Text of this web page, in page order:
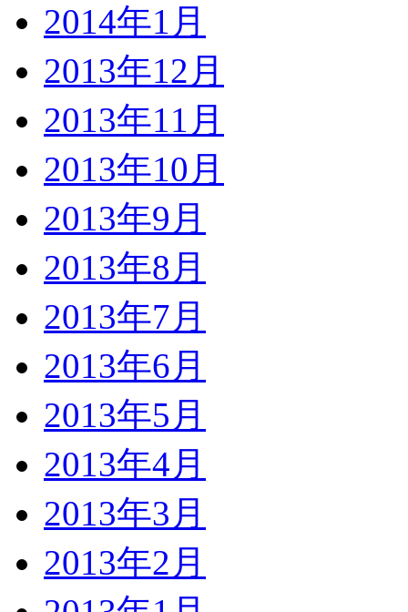
2014年1月
2013年12月
2013年11月
2013年10月
2013年9月
2013年8月
2013年7月
2013年6月
2013年5月
2013年4月
2013年3月
2013年2月